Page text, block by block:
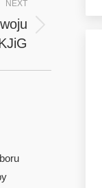
NEXT